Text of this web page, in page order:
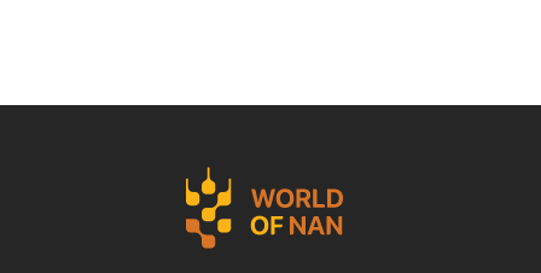
страны мира. Ключевым торговым партнером
остается Турция, которая увеличила закупки в
пять раз и импортировала 63,4 тыс. тонн.
Главной сенсацией отчетного периода стал